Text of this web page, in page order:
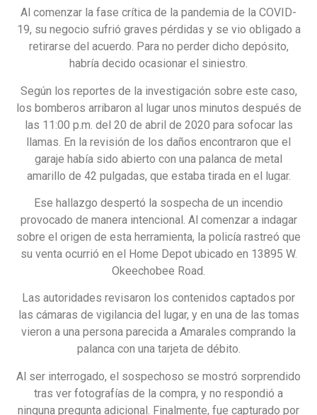
Al comenzar la fase crítica de la pandemia de la COVID-
19, su negocio sufrió graves pérdidas y se vio obligado a
retirarse del acuerdo. Para no perder dicho depósito,
habría decido ocasionar el siniestro.
Según los reportes de la investigación sobre este caso,
los bomberos arribaron al lugar unos minutos después de
las 11:00 p.m. del 20 de abril de 2020 para sofocar las
llamas. En la revisión de los daños encontraron que el
garaje había sido abierto con una palanca de metal
amarillo de 42 pulgadas, que estaba tirada en el lugar.
Ese hallazgo despertó la sospecha de un incendio
provocado de manera intencional. Al comenzar a indagar
sobre el origen de esta herramienta, la policía rastreó que
su venta ocurrió en el Home Depot ubicado en 13895 W.
Okeechobee Road.
Las autoridades revisaron los contenidos captados por
las cámaras de vigilancia del lugar, y en una de las tomas
vieron a una persona parecida a Amarales comprando la
palanca con una tarjeta de débito.
Al ser interrogado, el sospechoso se mostró sorprendido
tras ver fotografías de la compra, y no respondió a
ninguna pregunta adicional. Finalmente, fue capturado por